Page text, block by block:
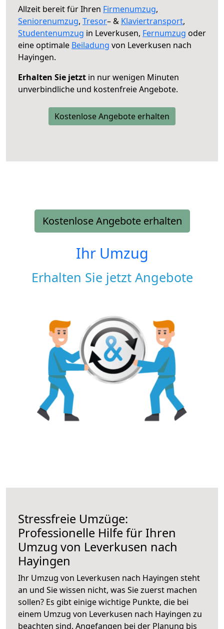
Allzeit bereit für Ihren Firmenumzug,
Seniorenumzug, Tresor– & Klaviertransport,
Studentenumzug in Leverkusen, Fernumzug oder
eine optimale Beiladung von Leverkusen nach
Hayingen.
Erhalten Sie jetzt in nur wenigen Minuten
unverbindliche und kostenfreie Angebote.
Kostenlose Angebote erhalten
Kostenlose Angebote erhalten
Ihr Umzug
Erhalten Sie jetzt Angebote
Stressfreie Umzüge:
Professionelle Hilfe für Ihren
Umzug von Leverkusen nach
Hayingen
Ihr Umzug von Leverkusen nach Hayingen steht
an und Sie wissen nicht, was Sie zuerst machen
sollen? Es gibt einige wichtige Punkte, die bei
einem Umzug von Leverkusen nach Hayingen zu
beachten sind. Angefangen bei der Planung bis